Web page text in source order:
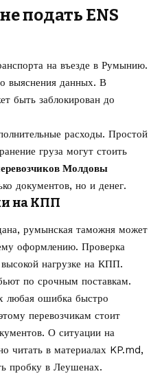
подать ENS
на въезде в Румынию.
выяснения данных. В
быть заблокирован до
расходы. Простой
груза могут стоить
Молдовы
документов, но и денег.
на КПП
румынская таможня может
оформлению. Проверка
нагрузке на КПП.
по срочным поставкам.
любая ошибка быстро
перевозчикам стоит
О ситуации на
читать в материалах KP.md,
пробку в Леушенах.